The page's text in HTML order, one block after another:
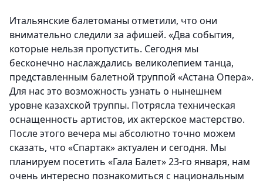
Итальянские балетоманы отметили, что они
внимательно следили за афишей. «Два события,
которые нельзя пропустить. Сегодня мы
бесконечно наслаждались великолепием танца,
представленным балетной труппой «Астана Опера».
Для нас это возможность узнать о нынешнем
уровне казахской труппы. Потрясла техническая
оснащенность артистов, их актерское мастерство.
После этого вечера мы абсолютно точно можем
сказать, что «Спартак» актуален и сегодня. Мы
планируем посетить «Гала Балет» 23-го января, нам
очень интересно познакомиться с национальным